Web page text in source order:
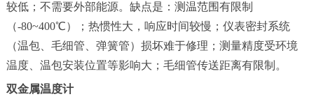
较低；不需要外部能源。缺点是：测温范围有限制
（-80~400℃）；热惯性大，响应时间较慢；仪表密封系统
（温包、毛细管、弹簧管）损坏难于修理；测量精度受环境
温度、温包安装位置等影响大；毛细管传送距离有限制。
双金属温度计